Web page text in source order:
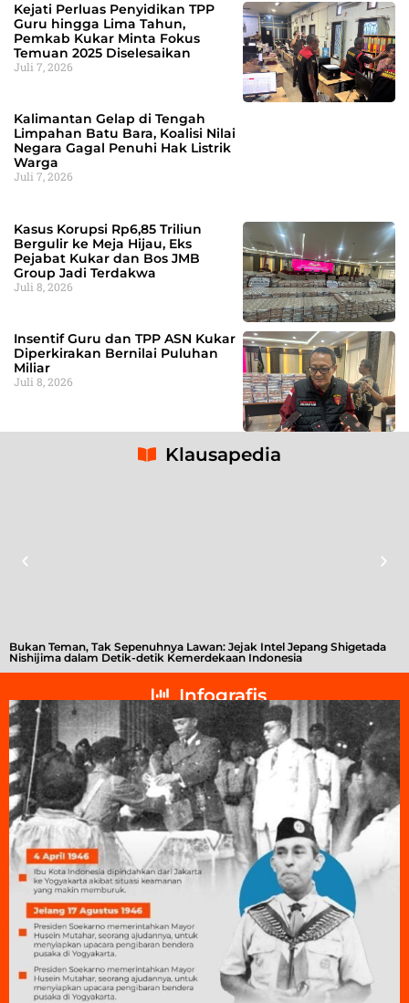
Kejati Perluas Penyidikan TPP
Guru hingga Lima Tahun,
Pemkab Kukar Minta Fokus
Temuan 2025 Diselesaikan
Juli 7, 2026
Kalimantan Gelap di Tengah
Limpahan Batu Bara, Koalisi Nilai
Negara Gagal Penuhi Hak Listrik
Warga
Juli 7, 2026
Kasus Korupsi Rp6,85 Triliun
Bergulir ke Meja Hijau, Eks
Pejabat Kukar dan Bos JMB
Group Jadi Terdakwa
Juli 8, 2026
Insentif Guru dan TPP ASN Kukar
Diperkirakan Bernilai Puluhan
Miliar
Juli 8, 2026
Klausapedia
Bukan Teman, Tak Sepenuhnya Lawan: Jejak Intel Jepang Shigetada
Nishijima dalam Detik-detik Kemerdekaan Indonesia
Infografis